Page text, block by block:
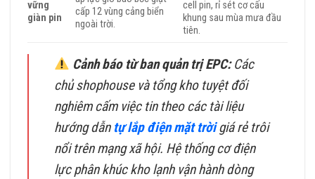
vững
giàn pin
cấp 12 vùng cảng biển
ngoài trời.
cell pin, rỉ sét cơ cấu
khung sau mùa mưa đầu
tiên.
Cảnh báo từ ban quản trị EPC:Các
chủ shophouse và tổng kho tuyệt đối
nghiêm cấm việc tin theo các tài liệu
hướng dẫn tự lắp điện mặt trờigiá rẻ trôi
nổi trên mạng xã hội. Hệ thống cơ điện
lực phân khúc kho lạnh vận hành dòng